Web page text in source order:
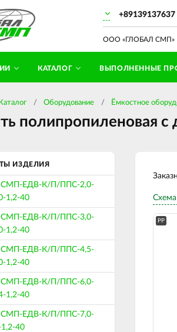
ООО «ГЛОБАЛ СМП»
+89139137637
КАТАЛОГ ВЫПОЛНЕННЫЕ
Каталог Оборудование Ёмкостное
полипропиленовая
ИЗДЕЛИЯ
ЕДВ-К/П/ППС-2,0-
1,2-40
ЕДВ-К/П/ППС-3,0-
1,2-40
ЕДВ-К/П/ППС-4,5-
1,2-40
ЕДВ-К/П/ППС-6,0-
1,2-40
ЕДВ-К/П/ППС-7,0-
40
PP